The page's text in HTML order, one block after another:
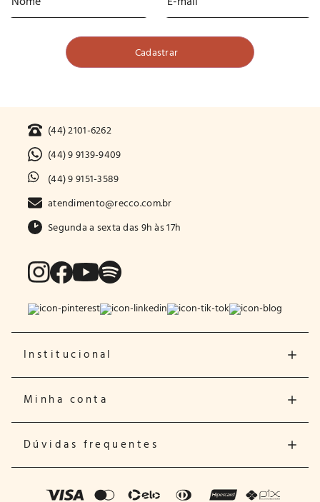
(44) 2101-6262
(44) 9 9139-9409
(44) 9 9151-3589
atendimento@recco.com.br
Segunda a sexta das 9h às 17h
Institucional
Minha conta
Dúvidas frequentes